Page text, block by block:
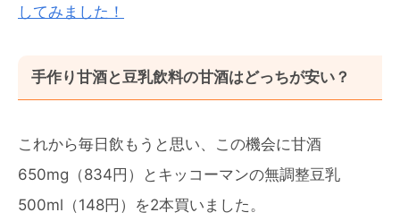
してみました！
手作り甘酒と豆乳飲料の甘酒はどっちが安い？
これから毎日飲もうと思い、この機会に甘酒
650mg（834円）とキッコーマンの無調整豆乳
500ml（148円）を2本買いました。